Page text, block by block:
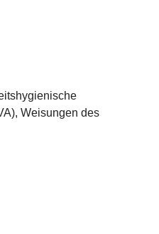
Weisungen des